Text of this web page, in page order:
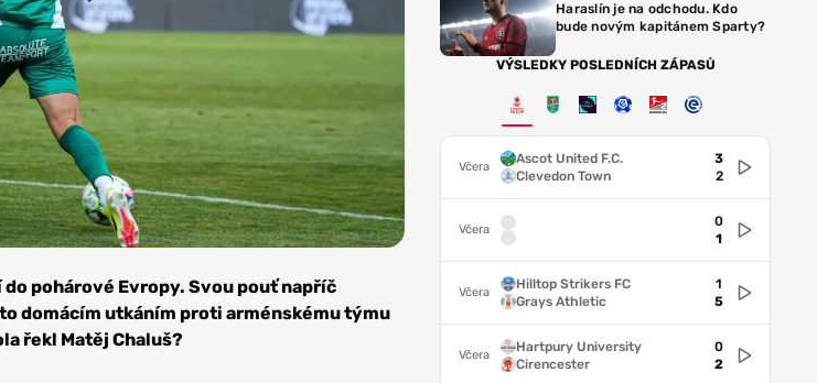
pohárové Evropy. Svou pouť napříč
domácím utkáním proti arménskému týmu
řekl Matěj Chaluš?
Haraslín je na odchodu. Kdo
bude novým kapitánem Sparty?
VÝSLEDKY POSLEDNÍCH ZÁPASŮ
Včera
Ascot United F.C.
Clevedon Town
3
2
Včera
0
1
Včera
Hilltop Strikers FC
Grays Athletic
1
5
Včera
Hartpury University
Cirencester
0
2